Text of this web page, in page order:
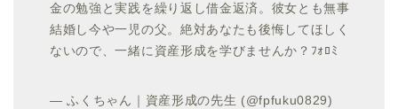
金の勉強と実践を繰り返し借金返済。彼女とも無事
結婚し今や一児の父。絶対あなたも後悔してほしく
ないので、一緒に資産形成を学びませんか？ﾌｫﾛﾐ
— ふくちゃん｜資産形成の先生 (@fpfuku0829)